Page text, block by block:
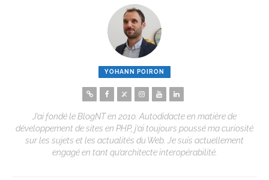
YOHANN POIRON
J’ai fondé le BlogNT en 2010. Autodidacte en matière de
développement de sites en PHP, j’ai toujours poussé ma curiosité
sur les sujets et les actualités du Web. Je suis actuellement
engagé en tant qu’architecte interopérabilité.